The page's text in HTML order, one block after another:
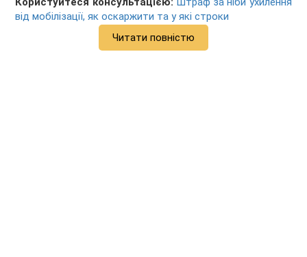
від мобілізації, як оскаржити та у які строки
Читати повністю